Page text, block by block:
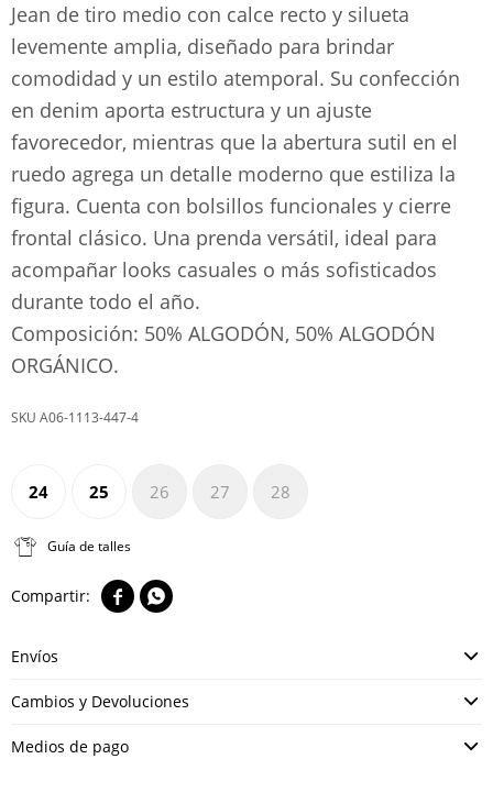
Jean de tiro medio con calce recto y silueta
levemente amplia, diseñado para brindar
comodidad y un estilo atemporal. Su confección
en denim aporta estructura y un ajuste
favorecedor, mientras que la abertura sutil en el
ruedo agrega un detalle moderno que estiliza la
figura. Cuenta con bolsillos funcionales y cierre
frontal clásico. Una prenda versátil, ideal para
acompañar looks casuales o más sofisticados
durante todo el año.
Composición: 50% ALGODÓN, 50% ALGODÓN
ORGÁNICO.
A06-1113-447-4
24 25 26 27 28
Guía de talles
 
Envíos
Cambios y Devoluciones
Medios de pago